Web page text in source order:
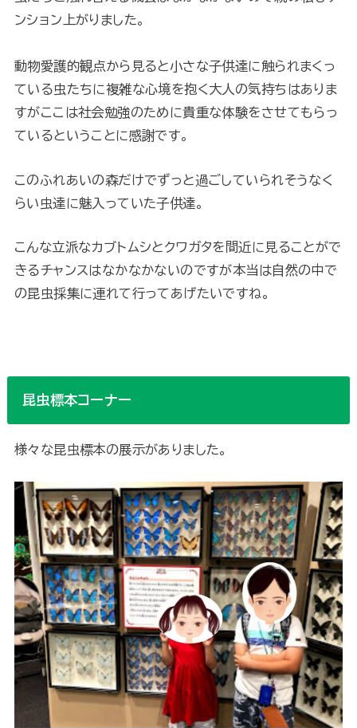
ンション上がりました。
動物愛護的観点から見ると小さな子供達に触られまくっ
ている虫たちに複雑な心境を抱く大人の気持ちはありま
すがここは社会勉強のために貴重な体験をさせてもらっ
ているということに感謝です。
このふれあいの森だけでずっと過ごしていられそうなく
らい虫達に魅入っていた子供達。
こんな立派なカブトムシとクワガタを間近に見ることがで
きるチャンスはなかなかないのですが本当は自然の中で
の昆虫採集に連れて行ってあげたいですね。
昆虫標本コーナー
様々な昆虫標本の展示がありました。